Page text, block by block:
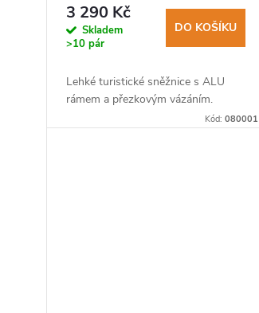
3 290 Kč
Skladem
>10 pár
DO KOŠÍKU
Lehké turistické sněžnice s ALU
rámem a přezkovým vázáním.
Kód:080001